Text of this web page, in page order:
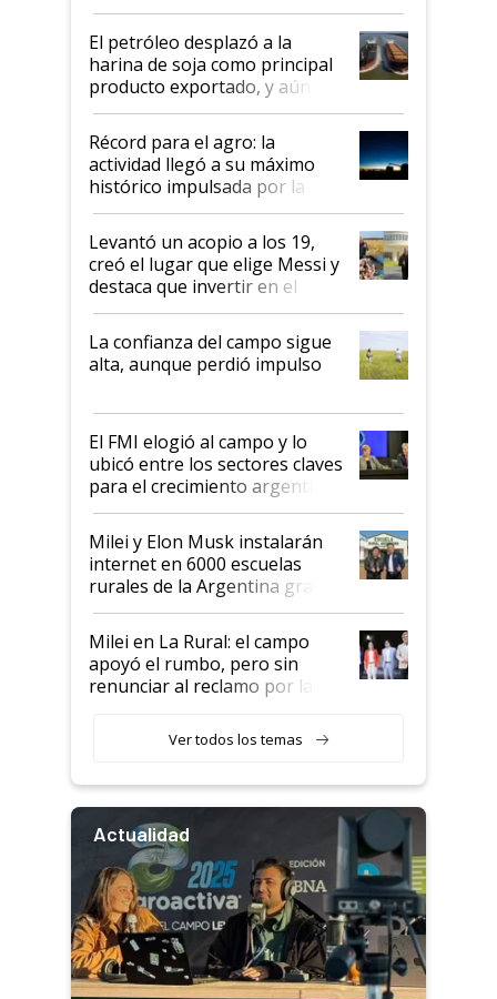
El petróleo desplazó a la
harina de soja como principal
producto exportado, y aún así
el agro aportó casi seis de cada
diez dólares y sostuvo el
liderazgo en un semestre
récord
Récord para el agro: la
actividad llegó a su máximo
histórico impulsada por la
cosecha y las exportaciones
Levantó un acopio a los 19,
creó el lugar que elige Messi y
destaca que invertir en el
kirchnerismo era como "darle
plata a un hijo para droga":
Juan Félix Rossetti, el libertario
que de una dura crisis salió
de Milei
La confianza del campo sigue
alta, aunque perdió impulso
El FMI elogió al campo y lo
ubicó entre los sectores claves
para el crecimiento argentino
Milei y Elon Musk instalarán
internet en 6000 escuelas
rurales de la Argentina gracias
a un acuerdo con Starlink
Milei en La Rural: el campo
apoyó el rumbo, pero sin
renunciar al reclamo por las
Ver todos los temas
Actualidad